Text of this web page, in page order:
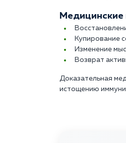
Медицинские
Купирование
Изменение
Возврат
Доказательная
истощению